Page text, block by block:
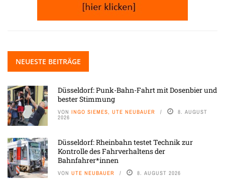
NEUESTE BEITRÄGE
Düsseldorf: Punk-Bahn-Fahrt mit Dosenbier und
bester Stimmung
VON INGO SIEMES, UTE NEUBAUER 8. AUGUST
2026
Düsseldorf: Rheinbahn testet Technik zur
Kontrolle des Fahrverhaltens der
Bahnfahrer*innen
VON UTE NEUBAUER 8. AUGUST 2026